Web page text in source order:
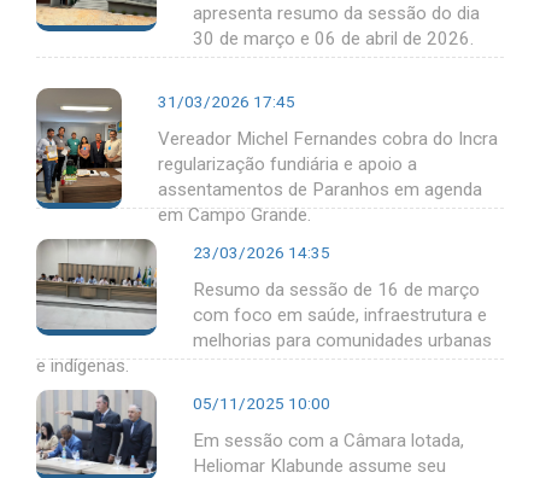
apresenta resumo da sessão do dia
30 de março e 06 de abril de 2026.
31/03/2026 17:45
Vereador Michel Fernandes cobra do Incra
regularização fundiária e apoio a
assentamentos de Paranhos em agenda
em Campo Grande.
23/03/2026 14:35
Resumo da sessão de 16 de março
com foco em saúde, infraestrutura e
melhorias para comunidades urbanas
e indígenas.
05/11/2025 10:00
Em sessão com a Câmara lotada,
Heliomar Klabunde assume seu